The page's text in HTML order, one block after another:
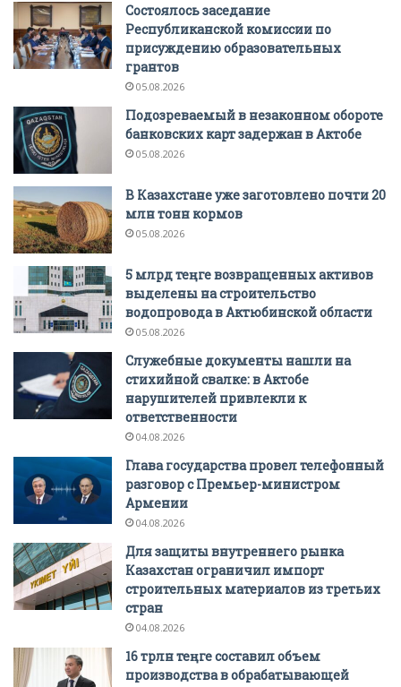
Состоялось заседание
Республиканской комиссии по
присуждению образовательных
грантов
05.08.2026
Подозреваемый в незаконном обороте
банковских карт задержан в Актобе
05.08.2026
В Казахстане уже заготовлено почти 20
млн тонн кормов
05.08.2026
5 млрд теңге возвращенных активов
выделены на строительство
водопровода в Актюбинской области
05.08.2026
Служебные документы нашли на
стихийной свалке: в Актобе
нарушителей привлекли к
ответственности
04.08.2026
Глава государства провел телефонный
разговор с Премьер-министром
Армении
04.08.2026
Для защиты внутреннего рынка
Казахстан ограничил импорт
строительных материалов из третьих
стран
04.08.2026
16 трлн теңге составил объем
производства в обрабатывающей